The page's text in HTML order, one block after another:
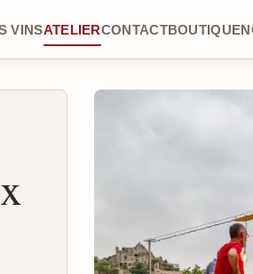
VINSATELIERCONTACTBOUTIQUE